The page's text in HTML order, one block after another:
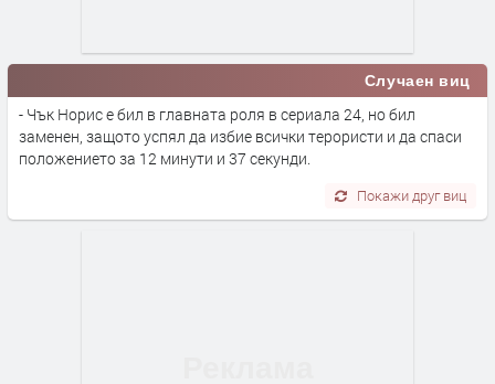
Случаен виц
- Чък Норис е бил в главната роля в сериала 24, но бил
заменен, защото успял да избие всички терористи и да спаси
положението за 12 минути и 37 секунди.
Покажи друг виц